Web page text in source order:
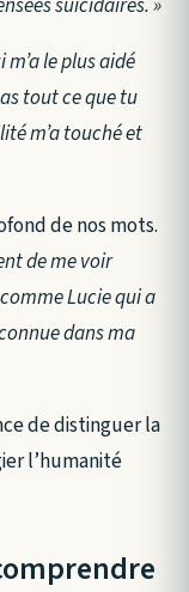
m’a le plus aidé
tout ce que tu
m’a touché et
de nos mots.
de me voir
Lucie qui a
dans ma
de distinguer la
l’humanité